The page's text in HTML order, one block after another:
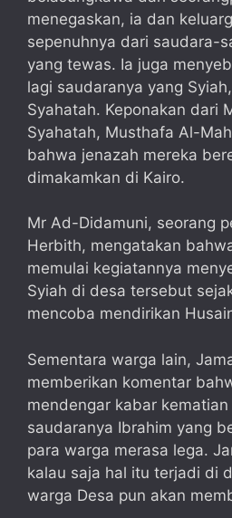
menegaskan, ia dan
sepenuhnya dari saudara-
yang tewas. Ia juga
lagi saudaranya yang
Syahatah. Keponakan dari
Syahatah, Musthafa Al-
bahwa jenazah mereka
dimakamkan di Kairo.
Mr Ad-Didamuni, seorang
Herbith, mengatakan
memulai kegiatannya
Syiah di desa tersebut
mencoba mendirikan
Sementara warga lain,
memberikan komentar
mendengar kabar
saudaranya Ibrahim yang
para warga merasa lega.
kalau saja hal itu terjadi di
warga Desa pun akan